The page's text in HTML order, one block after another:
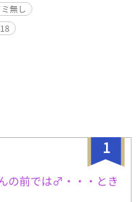
無し
1
の前では♂・・・とき